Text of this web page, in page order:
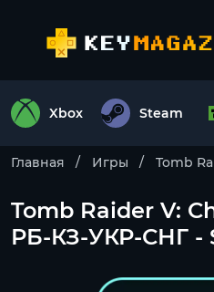
Xbox Steam
Главная Игры Tomb
Tomb Raider V:
РБ-КЗ-УКР-СНГ -